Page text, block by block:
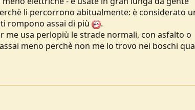
li percorrono abitualmente: è considerato
rompono assai di più
.
me usa perlopiù le strade normali, con asfalto o
meno perchè non me lo trovo nei boschi